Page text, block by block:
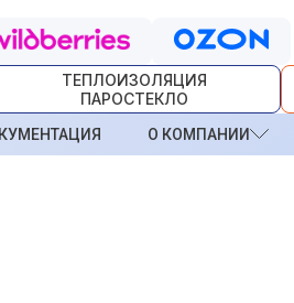
ТЕПЛОИЗОЛЯЦИЯ
ПАРОСТЕКЛО
О КОМПАНИИ